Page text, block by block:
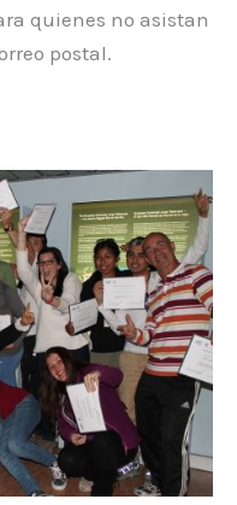
quienes no asistan
postal.